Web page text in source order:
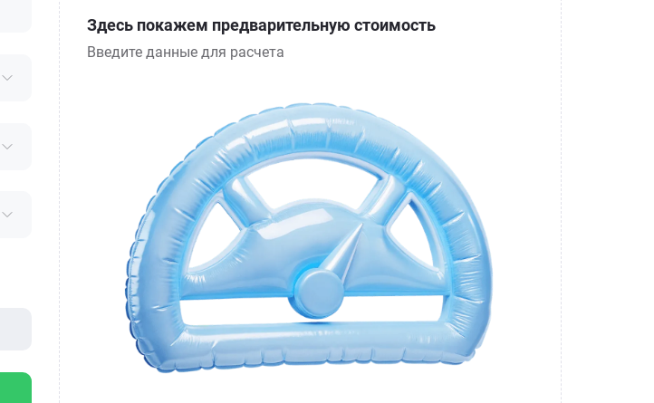
Здесь покажем предварительную стоимость
Введите данные для расчета